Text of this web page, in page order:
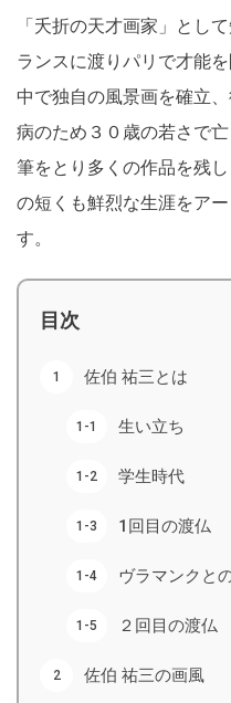
「夭折の天才画家」とし
ランスに渡りパリで才能
中で独自の風景画を確立
病のため３０歳の若さで
筆をとり多くの作品を残
の短くも鮮烈な生涯をア
す。
目次
佐伯 祐三とは
生い立ち
学生時代
1回目の渡仏
ヴラマンクと
２回目の渡仏
佐伯 祐三の画風